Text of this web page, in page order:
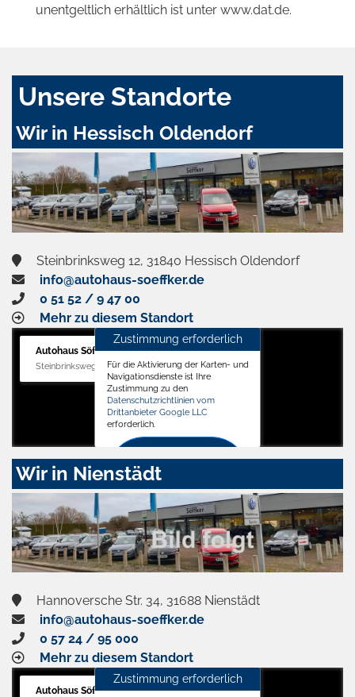
unentgeltlich erhältlich ist unter www.dat.de.
Unsere Standorte
Wir in Hessisch Oldendorf
Steinbrinksweg 12, 31840 Hessisch Oldendorf
info@autohaus-soeffker.de
0 51 52 / 9 47 00
Mehr zu diesem Standort
Autohaus Söffker GmbH
Steinbrinksweg 12, 31840 Hessisch Oldendorf
Zustimmung erforderlich
Für die Aktivierung der Karten- und
Navigationsdienste ist Ihre
Zustimmung zu den
Datenschutzrichtlinien vom
Drittanbieter Google LLC
erforderlich.
Zustimmen
aktivieren
Wir in Nienstädt
Hannoversche Str. 34, 31688 Nienstädt
info@autohaus-soeffker.de
0 57 24 / 95 000
Mehr zu diesem Standort
Autohaus Söffker GmbH
Zustimmung erforderlich